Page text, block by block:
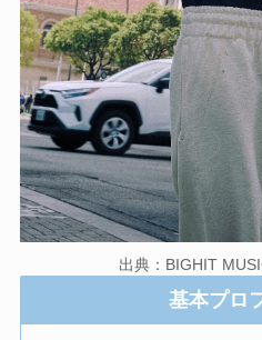
出典：BIGHIT
基本プロ